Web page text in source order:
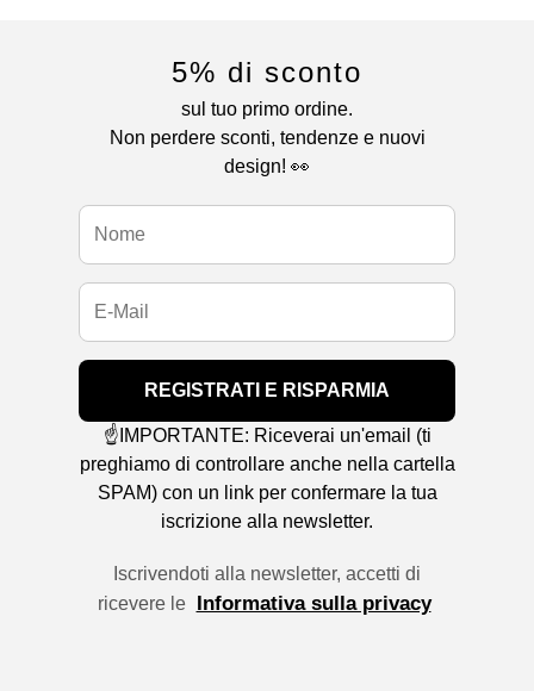
5% di sconto
sul tuo primo ordine.
Non perdere sconti, tendenze e nuovi
design! 👀
REGISTRATI E RISPARMIA
☝️IMPORTANTE: Riceverai un'email (ti
preghiamo di controllare anche nella cartella
SPAM) con un link per confermare la tua
iscrizione alla newsletter.
Iscrivendoti alla newsletter, accetti di
ricevere le Informativa sulla privacy